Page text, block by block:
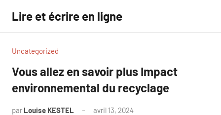
contenu
Lire et écrire en ligne
Uncategorized
Vous allez en savoir plus Impact
environnemental du recyclage
par Louise KESTEL avril 13, 2024